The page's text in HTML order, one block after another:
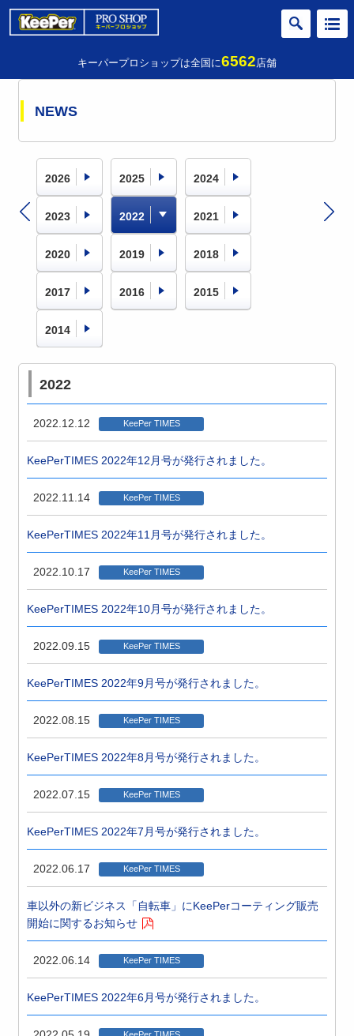
キーパープロショップは全国に6562店舗
NEWS
2026 2025 2024
2023 2022 2021
2020 2019 2018
2017 2016 2015
2014
2022
2022.12.12 KeePer TIMES
KeePerTIMES 2022年12月号が発行されました。
2022.11.14 KeePer TIMES
KeePerTIMES 2022年11月号が発行されました。
2022.10.17 KeePer TIMES
KeePerTIMES 2022年10月号が発行されました。
2022.09.15 KeePer TIMES
KeePerTIMES 2022年9月号が発行されました。
2022.08.15 KeePer TIMES
KeePerTIMES 2022年8月号が発行されました。
2022.07.15 KeePer TIMES
KeePerTIMES 2022年7月号が発行されました。
2022.06.17 KeePer TIMES
車以外の新ビジネス「自転車」にKeePerコーティング販売
開始に関するお知らせ
2022.06.14 KeePer TIMES
KeePerTIMES 2022年6月号が発行されました。